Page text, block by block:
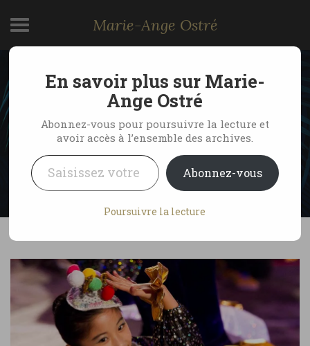
Marie-Ange Ostré
Hong Kong, le défilé du
nouvel an chinois
by Marie-Ange Ostré
3 février 2011
1 Comment
En savoir plus sur Marie-
Ange Ostré
Abonnez-vous pour poursuivre la lecture et
avoir accès à l’ensemble des archives.
Saisissez votre adresse e-mail…
Abonnez-vous
Poursuivre la lecture